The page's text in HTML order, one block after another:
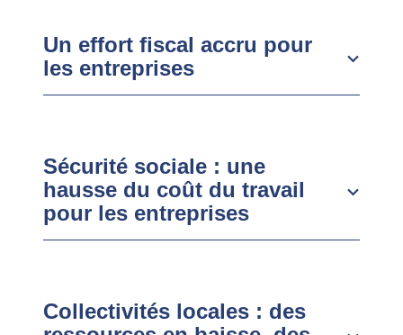
Un effort fiscal accru pour
les entreprises
Sécurité sociale : une
hausse du coût du travail
pour les entreprises
Collectivités locales : des